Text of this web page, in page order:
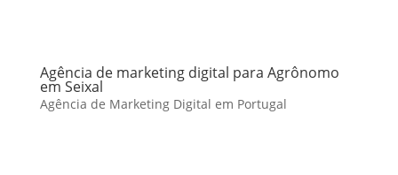
Agência de marketing digital para Agrônomo
em Seixal
Agência de Marketing Digital em Portugal